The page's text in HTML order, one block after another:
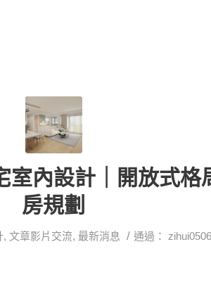
室內設計｜開放式格
房規劃
, 文章影片交流, 最新消息 / 通過： zihui0506